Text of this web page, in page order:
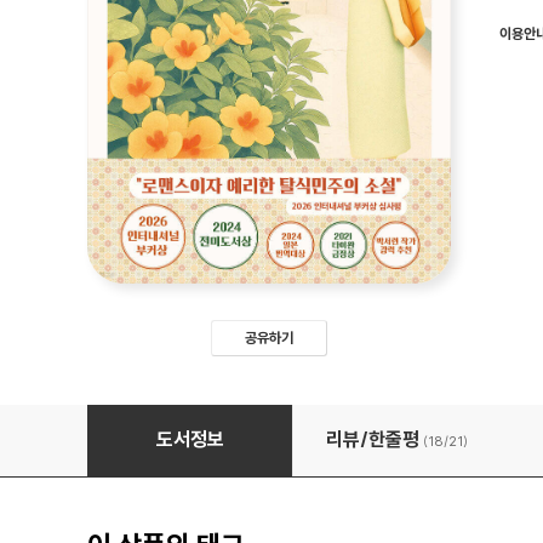
공유하기
이용안
1938 타이완 여행기
도서정보 리뷰/한줄평 (18/21)